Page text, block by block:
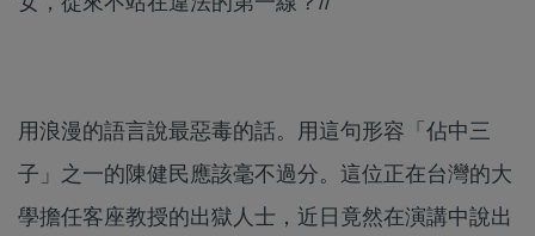
用浪漫的語言說最惡毒的話。用這句形容「佔中三
子」之一的陳健民應該毫不過分。這位正在台灣的大
學擔任客座教授的出獄人士，近日竟然在演講中說出